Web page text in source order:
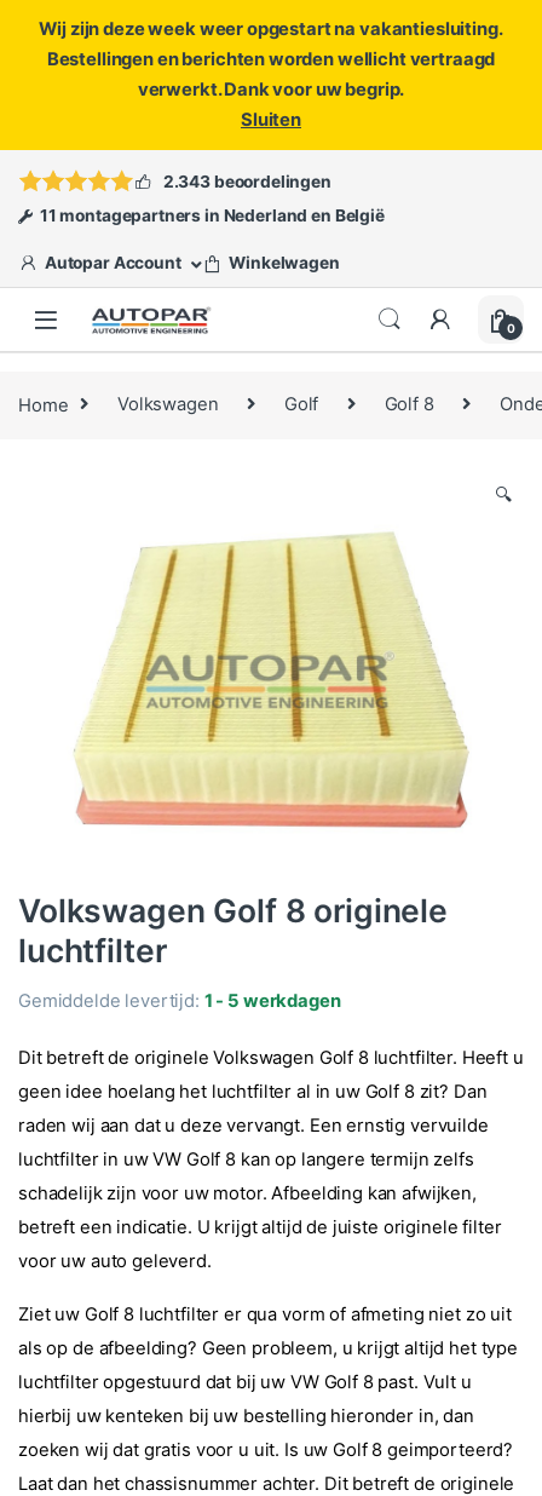
Wij zijn deze week weer opgestart na vakantiesluiting.
Bestellingen en berichten worden wellicht vertraagd
verwerkt. Dank voor uw begrip.
Sluiten
ofopen een ticket
2.343 beoordelingen
11 montagepartners in Nederland en België
Autopar Account Winkelwagen
0
Home Volkswagen Golf Golf 8
🔍
Volkswagen Golf 8 originele
luchtfilter
Gemiddelde levertijd: 1 - 5 werkdagen
Dit betreft de originele Volkswagen Golf 8 luchtfilter. Heeft u
geen idee hoelang het luchtfilter al in uw Golf 8 zit? Dan
raden wij aan dat u deze vervangt. Een ernstig vervuilde
luchtfilter in uw VW Golf 8 kan op langere termijn zelfs
schadelijk zijn voor uw motor. Afbeelding kan afwijken,
betreft een indicatie. U krijgt altijd de juiste originele filter
voor uw auto geleverd.
Ziet uw Golf 8 luchtfilter er qua vorm of afmeting niet zo uit
als op de afbeelding? Geen probleem, u krijgt altijd het type
luchtfilter opgestuurd dat bij uw VW Golf 8 past. Vult u
hierbij uw kenteken bij uw bestelling hieronder in, dan
zoeken wij dat gratis voor u uit. Is uw Golf 8 geimporteerd?
Laat dan het chassisnummer achter. Dit betreft de originele